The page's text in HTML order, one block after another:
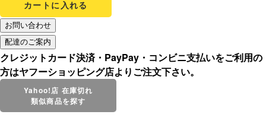
カートに入れる
クレジットカード決済・PayPay・コンビニ支払いをご利用の
方はヤフーショッピング店よりご注文下さい。
Yahoo!店 在庫切れ
類似商品を探す